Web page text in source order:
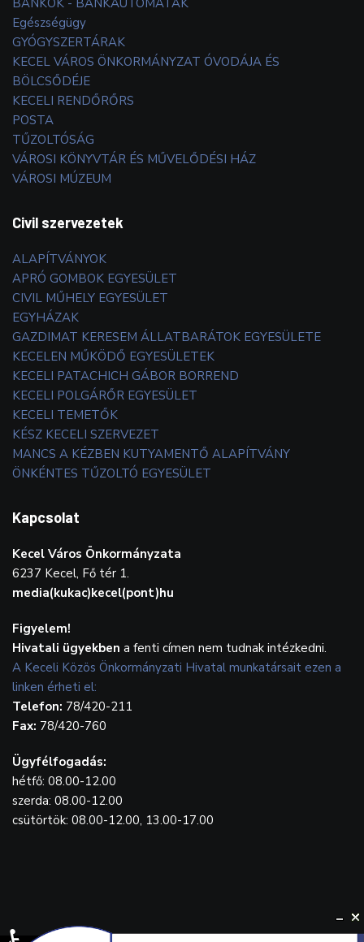
Egészségügy
GYÓGYSZERTÁRAK
KECEL VÁROS ÖNKORMÁNYZAT ÓVODÁJA ÉS
BÖLCSŐDÉJE
KECELI RENDŐRŐRS
POSTA
TŰZOLTÓSÁG
VÁROSI KÖNYVTÁR ÉS MŰVELŐDÉSI HÁZ
VÁROSI MÚZEUM
Civil szervezetek
ALAPÍTVÁNYOK
APRÓ GOMBOK EGYESÜLET
CIVIL MŰHELY EGYESÜLET
EGYHÁZAK
GAZDIMAT KERESEM ÁLLATBARÁTOK EGYESÜLETE
KECELEN MŰKÖDŐ EGYESÜLETEK
KECELI PATACHICH GÁBOR BORREND
KECELI POLGÁRŐR EGYESÜLET
KECELI TEMETŐK
KÉSZ KECELI SZERVEZET
MANCS A KÉZBEN KUTYAMENTŐ ALAPÍTVÁNY
ÖNKÉNTES TŰZOLTÓ EGYESÜLET
Kapcsolat
Kecel Város Önkormányzata
6237 Kecel, Fő tér 1.
media(kukac)kecel(pont)hu
Figyelem!
Hivatali ügyekben a fenti címen nem tudnak intézkedni.
A Keceli Közös Önkormányzati Hivatal munkatársait ezen a
linken érheti el:
Telefon: 78/420-211
Fax: 78/420-760
Ügyfélfogadás:
hétfő: 08.00-12.00
szerda: 08.00-12.00
csütörtök: 08.00-12.00, 13.00-17.00